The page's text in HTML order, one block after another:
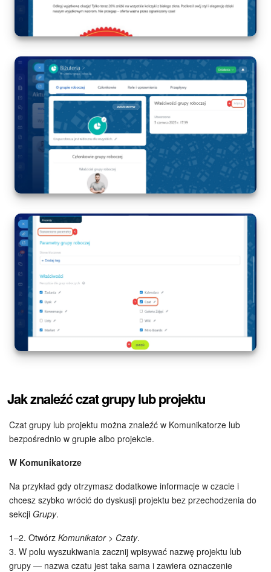
Jak znaleźć czat grupy lub projektu
Czat grupy lub projektu można znaleźć w Komunikatorze lub
bezpośrednio w grupie albo projekcie.
W Komunikatorze
Na przykład gdy otrzymasz dodatkowe informacje w czacie i
chcesz szybko wrócić do dyskusji projektu bez przechodzenia do
sekcji Grupy.
1–2. Otwórz Komunikator > Czaty.
3. W polu wyszukiwania zacznij wpisywać nazwę projektu lub
grupy — nazwa czatu jest taka sama i zawiera oznaczenie